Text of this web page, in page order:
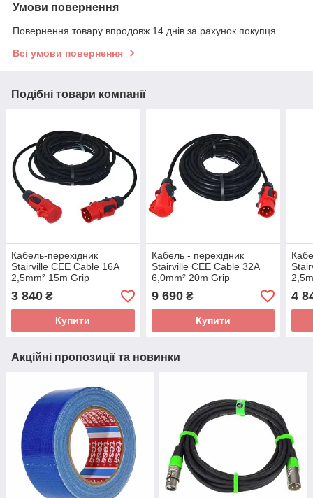
Умови повернення
Повернення товару впродовж 14 днів за рахунок покупця
Всі умови повернення
Подібні товари компанії
Кабель-перехідник
Stairville CEE Cable 16A
2,5mm² 15m Grip
3 840 ₴
Купити
Кабель - перехідник
Stairville CEE Cable 32A
6,0mm² 20m Grip
9 690₴
Купити
4
Акційні пропозиції та новинки